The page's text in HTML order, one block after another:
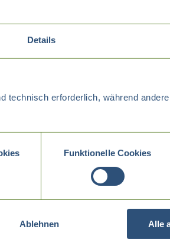
Details
technisch erforderlich, während
Funktionelle Cookies
Ablehnen Alle